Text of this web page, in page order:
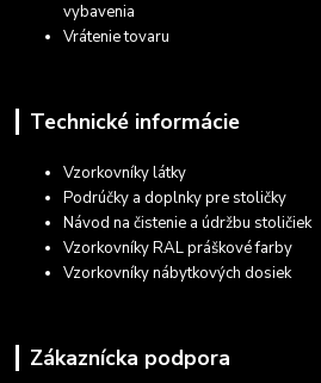
vybavenia
Vrátenie tovaru
Technické informácie
Vzorkovníky látky
Podrúčky a doplnky pre stoličky
Návod na čistenie a údržbu stoličiek
Vzorkovníky RAL práškové farby
Vzorkovníky nábytkových dosiek
Zákaznícka podpora